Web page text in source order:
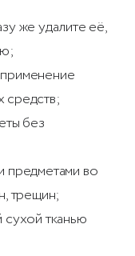
же удалите её,
средств;
без
предметами во
трещин;
сухой тканью